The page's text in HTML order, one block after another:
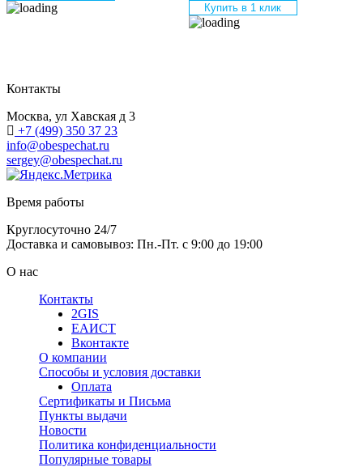
Купить в 1 клик
Контакты
Москва, ул Хавская д 3
+7 (499) 350 37 23
info@obespechat.ru
sergey@obespechat.ru
Время работы
Круглосуточно 24/7
Доставка и самовывоз: Пн.-Пт. с 9:00 до 19:00
О нас
Контакты
2GIS
ЕАИСТ
Вконтакте
О компании
Способы и условия доставки
Оплата
Сертификаты и Письма
Пункты выдачи
Новости
Политика конфиденциальности
Популярные товары